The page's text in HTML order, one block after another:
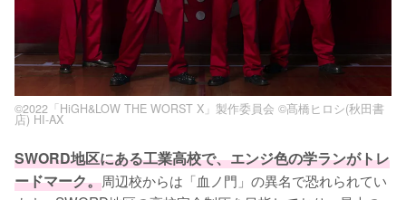
©2022「HiGH&LOW THE WORST X」製作委員会 ©髙橋ヒロシ(秋田書
店) HI-AX
SWORD地区にある工業高校で、エンジ色の学ランがトレ
ードマーク。周辺校からは「血ノ門」の異名で恐れられてい